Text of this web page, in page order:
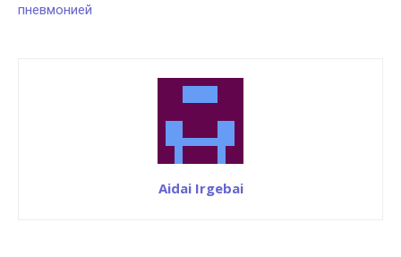
пневмонией
Aidai Irgebai